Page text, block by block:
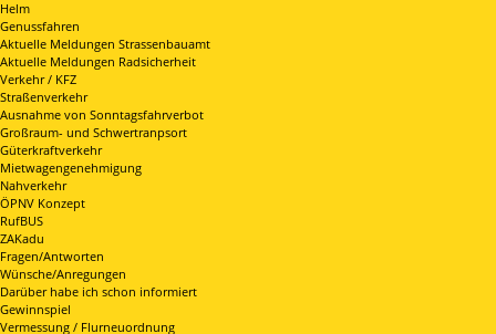
Helm
Genussfahren
Aktuelle Meldungen Strassenbauamt
Aktuelle Meldungen Radsicherheit
Verkehr / KFZ
Straßenverkehr
Ausnahme von Sonntagsfahrverbot
Großraum- und Schwertranpsort
Güterkraftverkehr
Mietwagengenehmigung
Nahverkehr
ÖPNV Konzept
RufBUS
ZAKadu
Fragen/Antworten
Wünsche/Anregungen
Darüber habe ich schon informiert
Gewinnspiel
Vermessung / Flurneuordnung